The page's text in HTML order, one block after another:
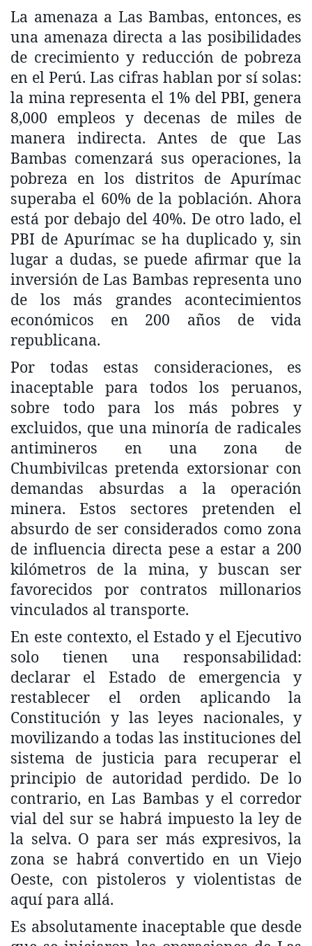
La amenaza a Las Bambas, entonces, es
una amenaza directa a las posibilidades
de crecimiento y reducción de pobreza
en el Perú. Las cifras hablan por sí solas:
la mina representa el 1% del PBI, genera
8,000 empleos y decenas de miles de
manera indirecta. Antes de que Las
Bambas comenzará sus operaciones, la
pobreza en los distritos de Apurímac
superaba el 60% de la población. Ahora
está por debajo del 40%. De otro lado, el
PBI de Apurímac se ha duplicado y, sin
lugar a dudas, se puede afirmar que la
inversión de Las Bambas representa uno
de los más grandes acontecimientos
económicos en 200 años de vida
republicana.
Por todas estas consideraciones, es
inaceptable para todos los peruanos,
sobre todo para los más pobres y
excluidos, que una minoría de radicales
antimineros en una zona de
Chumbivilcas pretenda extorsionar con
demandas absurdas a la operación
minera. Estos sectores pretenden el
absurdo de ser considerados como zona
de influencia directa pese a estar a 200
kilómetros de la mina, y buscan ser
favorecidos por contratos millonarios
vinculados al transporte.
En este contexto, el Estado y el Ejecutivo
solo tienen una responsabilidad:
declarar el Estado de emergencia y
restablecer el orden aplicando la
Constitución y las leyes nacionales, y
movilizando a todas las instituciones del
sistema de justicia para recuperar el
principio de autoridad perdido. De lo
contrario, en Las Bambas y el corredor
vial del sur se habrá impuesto la ley de
la selva. O para ser más expresivos, la
zona se habrá convertido en un Viejo
Oeste, con pistoleros y violentistas de
aquí para allá.
Es absolutamente inaceptable que desde